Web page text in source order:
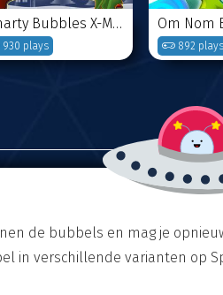
Smarty Bubbles X-MAS Edition
930 plays
Om Nom
892 plays
de bubbels en mag je
in verschillende varianten op